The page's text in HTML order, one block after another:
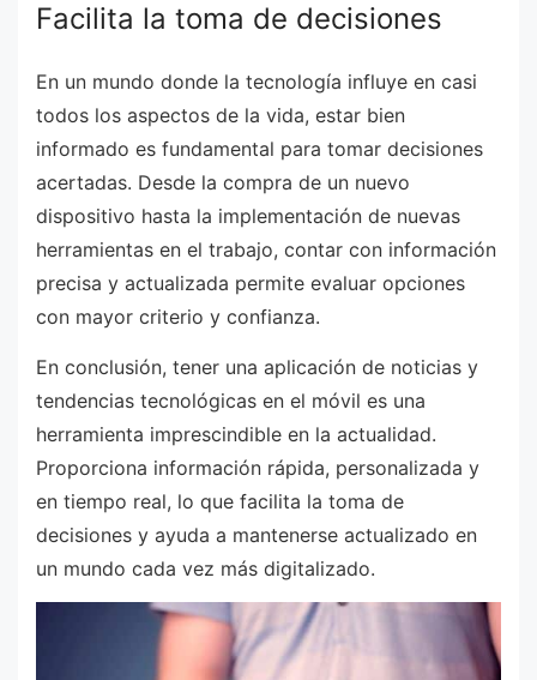
Facilita la toma de decisiones
En un mundo donde la tecnología influye en casi
todos los aspectos de la vida, estar bien
informado es fundamental para tomar decisiones
acertadas. Desde la compra de un nuevo
dispositivo hasta la implementación de nuevas
herramientas en el trabajo, contar con información
precisa y actualizada permite evaluar opciones
con mayor criterio y confianza.
En conclusión, tener una aplicación de noticias y
tendencias tecnológicas en el móvil es una
herramienta imprescindible en la actualidad.
Proporciona información rápida, personalizada y
en tiempo real, lo que facilita la toma de
decisiones y ayuda a mantenerse actualizado en
un mundo cada vez más digitalizado.